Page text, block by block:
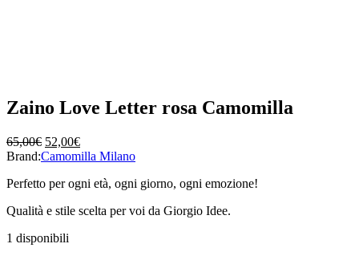
Zaino Love Letter rosa Camomilla
65,00€ Il
prezzo
era:
52,00€Il
prezzo
è:
Brand:Camomilla Milano
Perfetto per ogni età, ogni giorno, ogni emozione!
Qualità e stile scelta per voi da Giorgio Idee.
1 disponibili